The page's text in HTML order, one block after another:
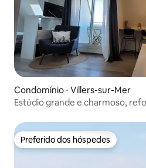
Condomínio ⋅ Villers-sur-Mer
Estúdio grande e charmoso,
Preferido dos hóspedes
Preferido dos hóspedes